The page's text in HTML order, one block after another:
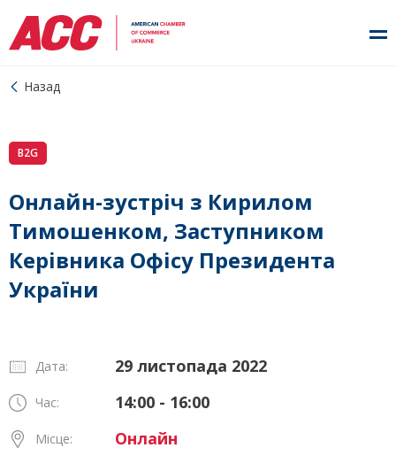
Назад
B2G
Онлайн-зустріч з Кирилом
Тимошенком, Заступником
Керівника Офісу Президента
України
Дата: 29 листопада 2022
Час: 14:00 - 16:00
Місце: Онлайн